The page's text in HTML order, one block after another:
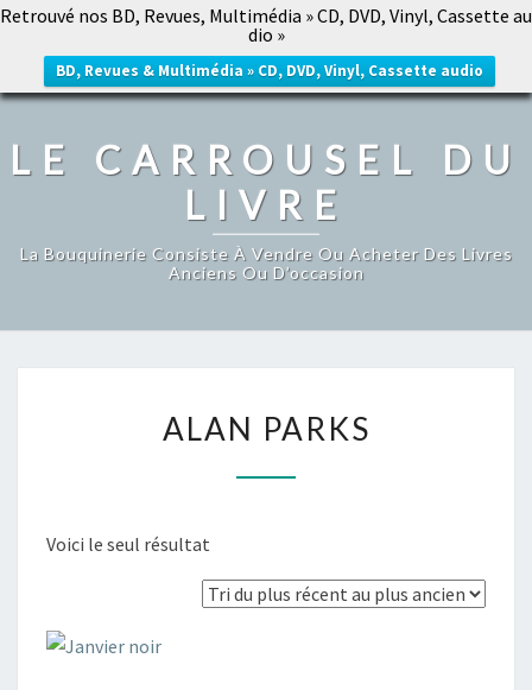
Retrouvé nos BD, Revues, Multimédia » CD, DVD, Vinyl, Cassette au
dio »
BD, Revues & Multimédia » CD, DVD, Vinyl, Cassette audio
LE CARROUSEL DU LIVRE
LE CARROUSEL DU
LIVRE
La Bouquinerie Consiste À Vendre Ou Acheter Des Livres
Anciens Ou D’occasion
PARKS
ALAN PARKS
Voici le seul résultat